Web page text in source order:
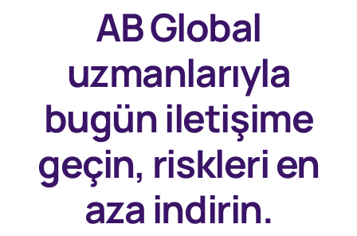
AB Global
uzmanlarıyla
bugüniletişime
geçin, riskleri en
aza indirin.